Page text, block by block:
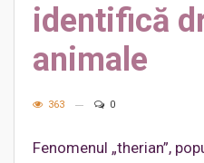
identifică
animale
363 0
Fenomenul „therian”,